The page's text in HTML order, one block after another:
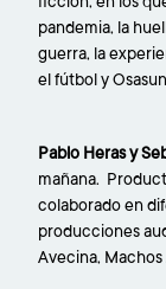
pandemia, la
guerra, la
el fútbol y
Pablo Heras y
mañana.
colaborado en
producciones
Avecina, Machos